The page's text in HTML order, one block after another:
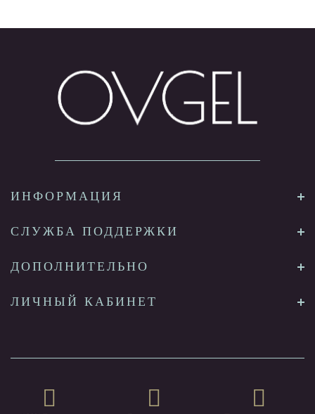
ИНФОРМАЦИЯ
СЛУЖБА ПОДДЕРЖКИ
ДОПОЛНИТЕЛЬНО
ЛИЧНЫЙ КАБИНЕТ